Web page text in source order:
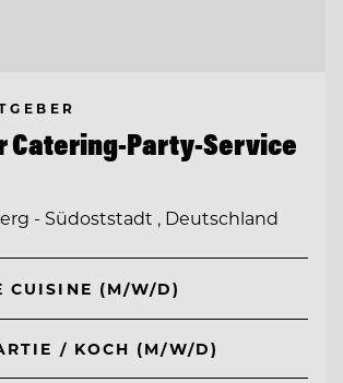
Catering-Party-Service
- Südoststadt , Deutschland
CUISINE (M/W/D)
/ KOCH (M/W/D)